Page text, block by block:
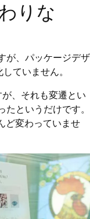
りな
が、パッケージデザ
ていません。
、それも変遷とい
というだけです。
ど変わっていませ